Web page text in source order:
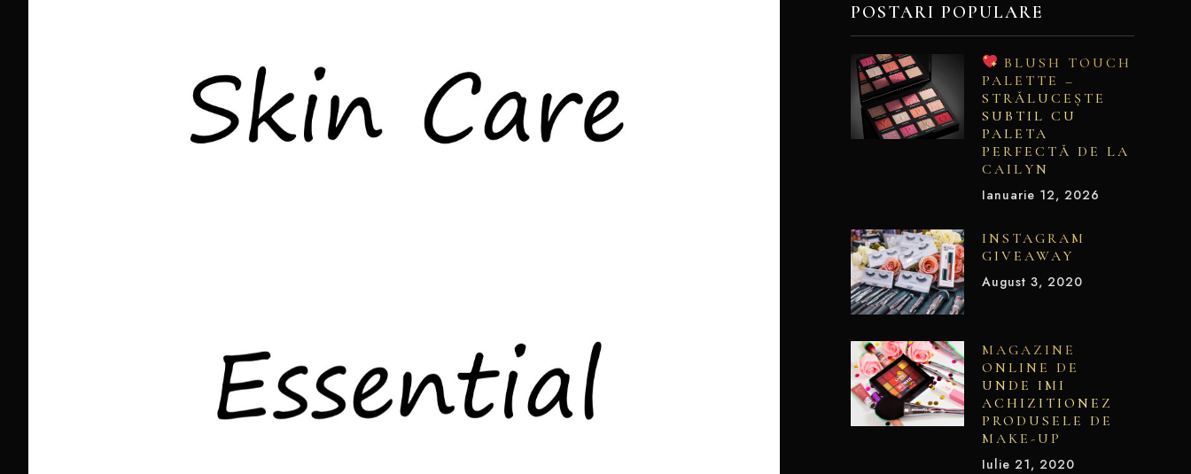
POSTARI POPULARE
BLUSH TOUCH
PALETTE –
STRĂLUCEȘTE
SUBTIL CU
PALETA
PERFECTĂ DE LA
CAILYN
Ianuarie 12, 2026
INSTAGRAM
GIVEAWAY
August 3, 2020
MAGAZINE
ONLINE DE
UNDE IMI
ACHIZITIONEZ
PRODUSELE DE
MAKE-UP
Iulie 21, 2020